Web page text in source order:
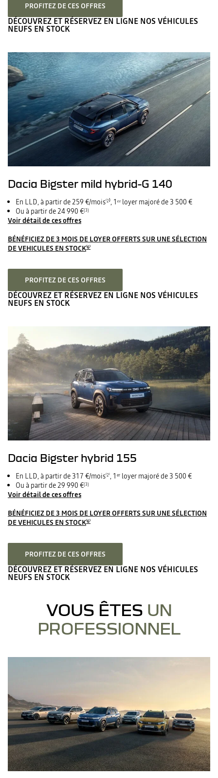
PROFITEZ DE CES OFFRES
DÉCOUVREZ ET RÉSERVEZ EN LIGNE NOS VÉHICULES
NEUFS EN STOCK
Dacia Bigster mild hybrid-G 140
En LLD, à partir de 259 €/mois⁽2⁾, 1ᵉʳ loyer majoré de 3 500 €
Ou à partir de 24 990 €(3)
Voir détail de ces offres
BÉNÉFICIEZ DE 3 MOIS DE LOYER OFFERTS SUR UNE SÉLECTION
DE VEHICULES EN STOCK⁽6⁾
PROFITEZ DE CES OFFRES
DÉCOUVREZ ET RÉSERVEZ EN LIGNE NOS VÉHICULES
NEUFS EN STOCK
Dacia Bigster hybrid 155
En LLD, à partir de 317 €/mois⁽2⁾, 1 er loyer majoré de 3 500 €
Ou à partir de 29 990 €(3)
Voir détail de ces offres
BÉNÉFICIEZ DE 3 MOIS DE LOYER OFFERTS SUR UNE SÉLECTION
DE VEHICULES EN STOCK⁽6⁾
PROFITEZ DE CES OFFRES
DÉCOUVREZ ET RÉSERVEZ EN LIGNE NOS VÉHICULES
NEUFS EN STOCK
VOUS ÊTES UN
PROFESSIONNEL